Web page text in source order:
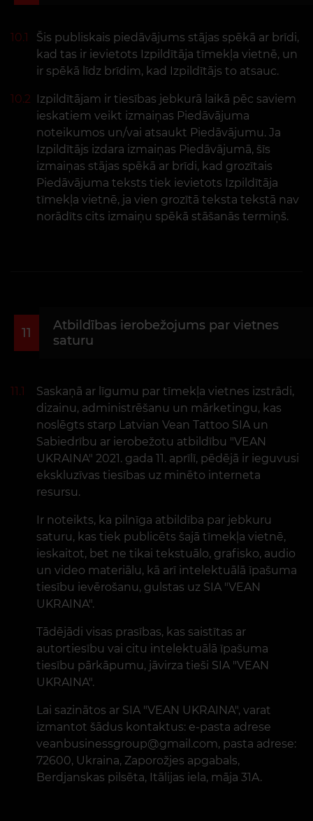
10.1
Šis publiskais piedāvājums stājas spēkā ar brīdi,
kad tas ir ievietots Izpildītāja tīmekļa vietnē, un
ir spēkā līdz brīdim, kad Izpildītājs to atsauc.
10.2 Izpildītājam ir tiesības jebkurā laikā pēc saviem
ieskatiem veikt izmaiņas Piedāvājuma
noteikumos un/vai atsaukt Piedāvājumu. Ja
Izpildītājs izdara izmaiņas Piedāvājumā, šīs
izmaiņas stājas spēkā ar brīdi, kad grozītais
Piedāvājuma teksts tiek ievietots Izpildītāja
tīmekļa vietnē, ja vien grozītā teksta tekstā nav
norādīts cits izmaiņu spēkā stāšanās termiņš.
11
Atbildības ierobežojums par vietnes
saturu
11.1
Saskaņā ar līgumu par tīmekļa vietnes izstrādi,
dizainu, administrēšanu un mārketingu, kas
noslēgts starp Latvian Vean Tattoo SIA un
Sabiedrību ar ierobežotu atbildību "VEAN
UKRAINA" 2021. gada 11. aprīlī, pēdējā ir ieguvusi
ekskluzīvas tiesības uz minēto interneta
resursu.
Ir noteikts, ka pilnīga atbildība par jebkuru
saturu, kas tiek publicēts šajā tīmekļa vietnē,
ieskaitot, bet ne tikai tekstuālo, grafisko, audio
un video materiālu, kā arī intelektuālā īpašuma
tiesību ievērošanu, gulstas uz SIA "VEAN
UKRAINA".
Tādējādi visas prasības, kas saistītas ar
autortiesību vai citu intelektuālā īpašuma
tiesību pārkāpumu, jāvirza tieši SIA "VEAN
UKRAINA".
Lai sazinātos ar SIA "VEAN UKRAINA", varat
izmantot šādus kontaktus: e-pasta adrese
veanbusinessgroup@gmail.com, pasta adrese:
72600, Ukraina, Zaporožjes apgabals,
Berdjanskas pilsēta, Itālijas iela, māja 31A.